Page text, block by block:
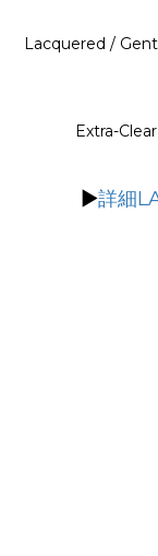
Lacquered /
Extra-
▶詳細